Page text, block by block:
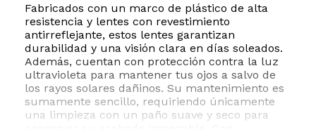
Fabricados con un marco de plástico de alta
resistencia y lentes con revestimiento
antirreflejante, estos lentes garantizan
durabilidad y una visión clara en días soleados.
Además, cuentan con protección contra la luz
ultravioleta para mantener tus ojos a salvo de
los rayos solares dañinos. Su mantenimiento es
sumamente sencillo, requiriendo únicamente
una limpieza con un paño suave y seco para